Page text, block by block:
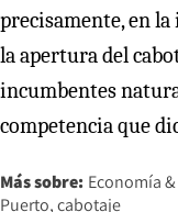
precisamente, en
la apertura del
incumbentes
competencia que
Más sobre: Economía
Puerto cabotaje